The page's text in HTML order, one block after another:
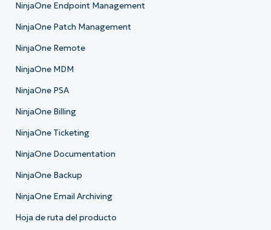
NinjaOne Endpoint Management
NinjaOne Patch Management
NinjaOne Remote
NinjaOne MDM
NinjaOne PSA
NinjaOne Billing
NinjaOne Ticketing
NinjaOne Documentation
NinjaOne Backup
NinjaOne Email Archiving
Hoja de ruta del producto